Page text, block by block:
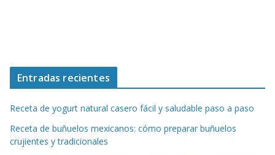
Entradas recientes
Receta de yogurt natural casero fácil y saludable paso a paso
Receta de buñuelos mexicanos: cómo preparar buñuelos
crujientes y tradicionales